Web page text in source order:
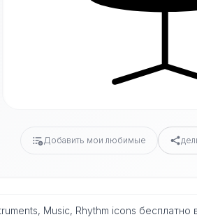
Добавить мои любимые
Music, Rhythm icons